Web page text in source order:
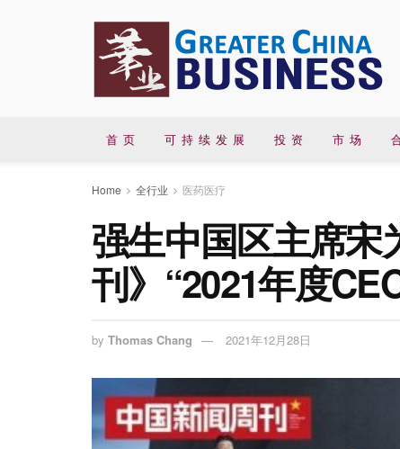
首 页 可 持 续 发 展 投 资 市 场
Home 全行业 医药医疗
强生中国区主席宋
刊》“2021年度
by Thomas Chang 2021年12月28日